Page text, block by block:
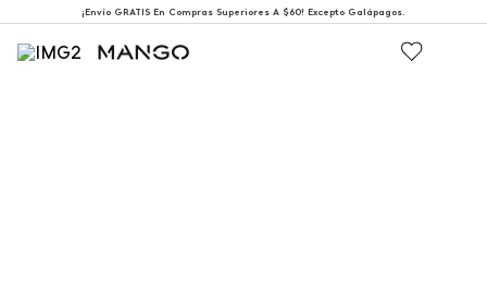
¡Envío GRATIS En Compras Superiores A $60! Excepto Galápagos.